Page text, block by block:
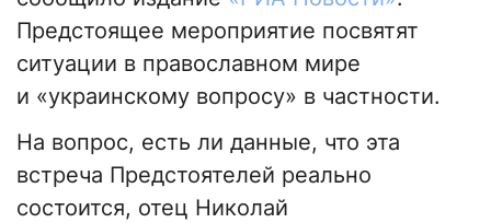
Предстоящее мероприятие посвятят
ситуации в православном мире
и «украинскому вопросу» в частности.
На вопрос, есть ли данные, что эта
встреча Предстоятелей реально
состоится, отец Николай